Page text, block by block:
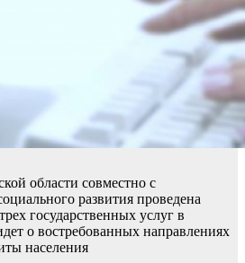
области совместно с
развития проведена
государственных услуг в
о востребованных направлениях
населения